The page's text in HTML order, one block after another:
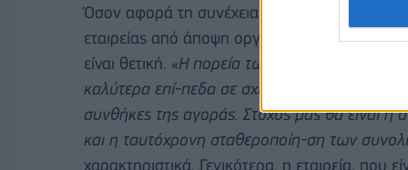
Όσον αφορά τη συνέχεια, στις οικονομικές
εταιρείας από άποψη οργάνωσης, υποδομής
είναι θετική. «Η πορεία των
καλύτερα επί-πεδα σε σχέση με αυτά της
συνθήκες της αγοράς. Στόχος μας θαείναι η
και η ταυτόχρονη σταθεροποίη-ση των
χαρακτηριστικά. Γενικότερα, η εταιρεία, που